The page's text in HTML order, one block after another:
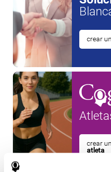
crear
crear
atleta
Crear